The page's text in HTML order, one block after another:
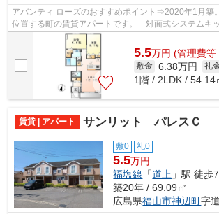
アバンティ ローズのおすすめポイント⇒2020年1月
位置する町の賃貸アパートです。 対面式システムキ
御野に小学校です！ 徒歩約4分のとこ...
5.5万円 (管理費等
敷金 6.38万円 礼
1階 / 2LDK / 54.14
賃貸 | アパート サンリット パレスＣ
敷0 礼0
5.5万円
福塩線 「道上 」駅 徒歩
築20年 / 69.09㎡
広島県福山市神辺町字